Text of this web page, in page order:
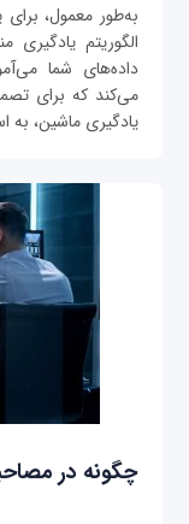
به‌طور معمول،
الگوریتم یادگیری
داده‌های شما
می‌کند که برای
یادگیری ماشین، به
چگونه در